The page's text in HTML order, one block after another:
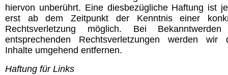
hiervon unberührt. Eine diesbezügliche Haftung ist
erst ab dem Zeitpunkt der Kenntnis einer
Rechtsverletzung möglich. Bei
entsprechenden Rechtsverletzungen werden wir
Inhalte umgehend entfernen.
Haftung für Links